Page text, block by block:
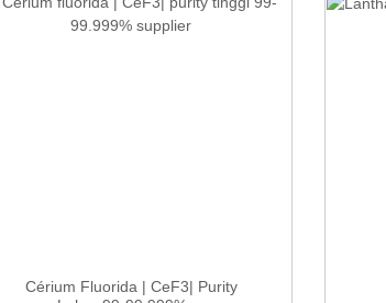
Cérium Fluorida | CeF3| Purity